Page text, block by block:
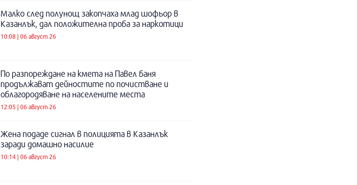
Малко след полунощ закопчаха млад шофьор в
Казанлък, дал положителна проба за наркотици
10:08 | 06 август 26
По разпореждане на кмета на Павел баня
продължават дейностите по почистване и
облагородяване на населените места
12:05 | 06 август 26
Жена подаде сигнал в полицията в Казанлък
заради домашно насилие
10:14 | 06 август 26